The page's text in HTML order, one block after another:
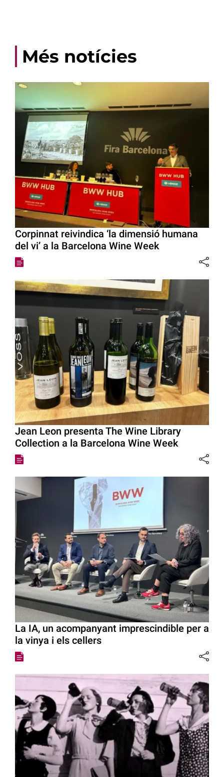
Més notícies
Corpinnat reivindica ‘la dimensió humana
del vi’ a la Barcelona Wine Week
Jean Leon presenta The Wine Library
Collection a la Barcelona Wine Week
La IA, un acompanyant imprescindible per a
la vinya i els cellers